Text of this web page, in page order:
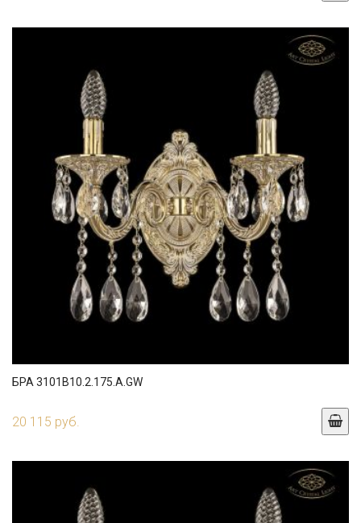
БРА 3101B10.2.175.A.GW
20 115 руб.